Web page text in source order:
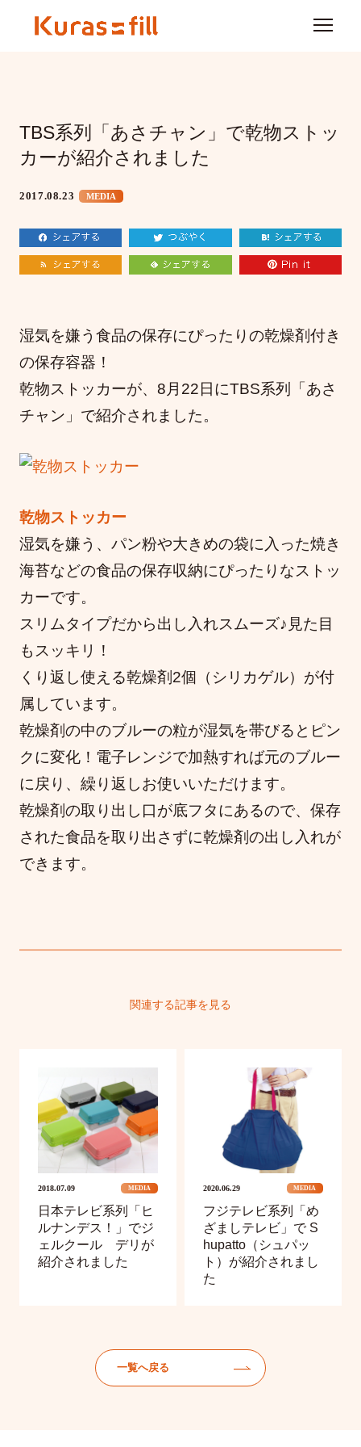
TBS系列「あさチャン」で乾物ストッ
カーが紹介されました
2017.08.23 MEDIA
湿気を嫌う食品の保存にぴったりの乾燥剤付き
の保存容器！
乾物ストッカーが、8月22日にTBS系列「あさ
チャン」で紹介されました。
乾物ストッカー
湿気を嫌う、パン粉や大きめの袋に入った焼き
海苔などの食品の保存収納にぴったりなストッ
カーです。
スリムタイプだから出し入れスムーズ♪見た目
もスッキリ！
くり返し使える乾燥剤2個（シリカゲル）が付
属しています。
乾燥剤の中のブルーの粒が湿気を帯びるとピン
クに変化！電子レンジで加熱すれば元のブルー
に戻り、繰り返しお使いいただけます。
乾燥剤の取り出し口が底フタにあるので、保存
された食品を取り出さずに乾燥剤の出し入れが
できます。
関連する記事を見る
2018.07.09 MEDIA
日本テレビ系列「ヒ
ルナンデス！」でジ
ェルクール デリが
紹介されました
2020.06.29 MEDIA
フジテレビ系列「め
ざましテレビ」で S
hupatto（シュパッ
ト）が紹介されまし
た
一覧へ戻る